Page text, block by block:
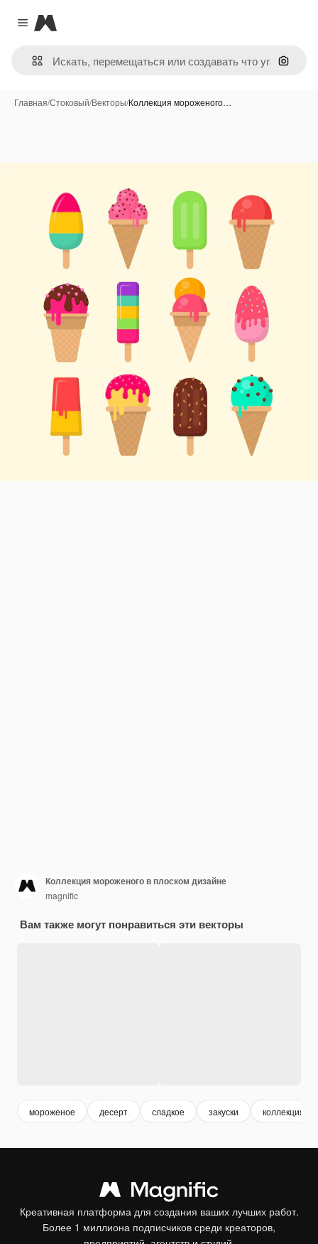
Close menu
Magnific
Поиск
Главная/Стоковый/Векторы/Коллекция мороженого…
Коллекция мороженого в плоском дизайне
magnific
Вам также могут понравиться эти векторы
мороженое десерт сладкое закуски коллекция
Креативная платформа для создания ваших лучших работ.
Более 1 миллиона подписчиков среди креаторов,